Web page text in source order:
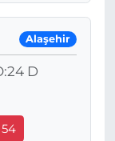
Alaşehir
D